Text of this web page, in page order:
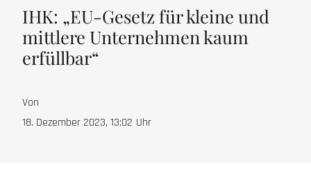
IHK: „EU-Gesetz für kleine und
mittlere Unternehmen kaum
erfüllbar“
Von
18. Dezember 2023, 13:02 Uhr